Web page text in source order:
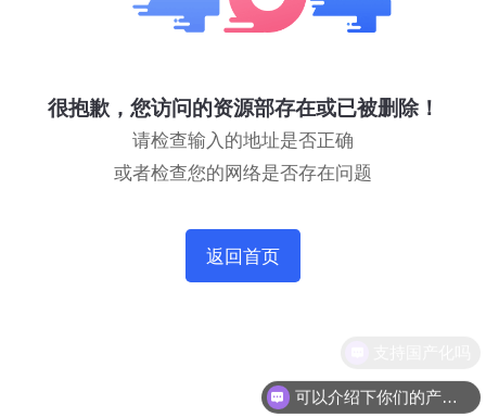
很抱歉，您访问的资源部存在或已被删除！
请检查输入的地址是否正确
或者检查您的网络是否存在问题
返回首页
可以介绍下你们的产品么